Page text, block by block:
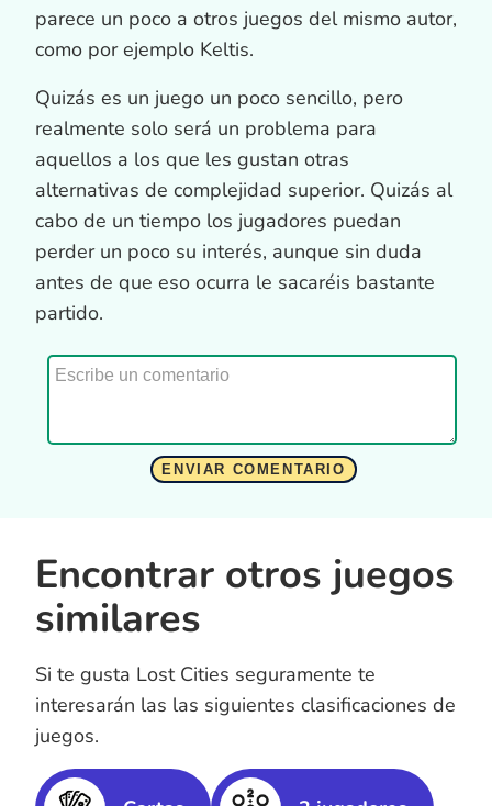
parece un poco a otros juegos del mismo autor,
como por ejemplo Keltis.
Quizás es un juego un poco sencillo, pero
realmente solo será un problema para
aquellos a los que les gustan otras
alternativas de complejidad superior. Quizás al
cabo de un tiempo los jugadores puedan
perder un poco su interés, aunque sin duda
antes de que eso ocurra le sacaréis bastante
partido.
Encontrar otros juegos
similares
Si te gusta Lost Cities seguramente te
interesarán las las siguientes clasificaciones de
juegos.